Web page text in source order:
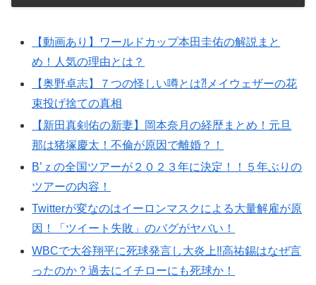
【動画あり】ワールドカップ本田圭佑の解説まと
め！人気の理由とは？
【奥野卓志】７つの怪しい噂とは⁈メイウェザーの花
束投げ捨ての真相
【新田真剣佑の新妻】岡本奈月の経歴まとめ！元旦
那は猪塚慶太！不倫が原因で離婚？！
B’ｚの全国ツアーが２０２３年に決定！！５年ぶりの
ツアーの内容！
Twitterが変なのはイーロンマスクによる大量解雇が原
因！「ツイート失敗」のバグがヤバい！
WBCで大谷翔平に死球発言し大炎上‼︎高祐錫はなぜ言
ったのか？過去にイチローにも死球か！